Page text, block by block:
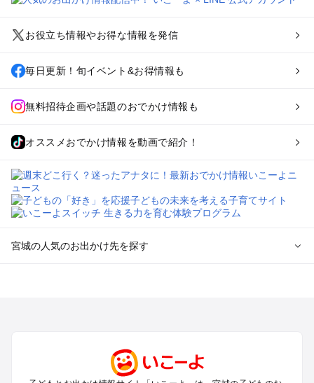
お役立ち情報やお得な情報を発信
毎日更新！旬イベント&お得情報も
無料招待企画や話題のおでかけ情報も
オススメおでかけ情報を動画で紹介！
宮城の人気のお出かけ先を探す
蔵王・白石のプールお出かけ
石巻・気仙沼のプールお出かけ